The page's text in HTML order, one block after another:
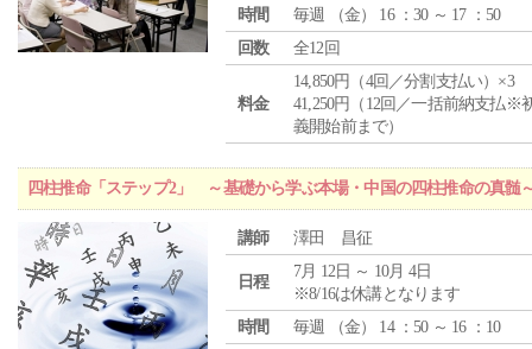
時間
毎週 （金） 16 ：30 ～ 17 ：50
回数
全12回
料金
14,850円（4回／分割支払い）×3
41,250円（12回／一括前納支払※
義開始前まで）
四柱推命「ステップ2」 ～基礎から学ぶ本場・中国の四柱推命の真髄
講師 澤田 昌征
日程
7月 12日 ～ 10月 4日
※8/16は休講となります
時間
毎週 （金） 14 ：50 ～ 16 ：10